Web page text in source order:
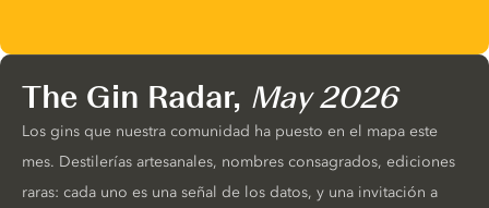
The Gin Radar, May 2026
Los gins que nuestra comunidad ha puesto en el mapa este
mes. Destilerías artesanales, nombres consagrados, ediciones
raras: cada uno es una señal de los datos, y una invitación a